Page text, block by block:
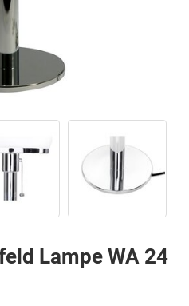
Lampe WA 24